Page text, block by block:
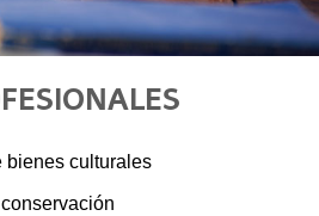
bienes culturales